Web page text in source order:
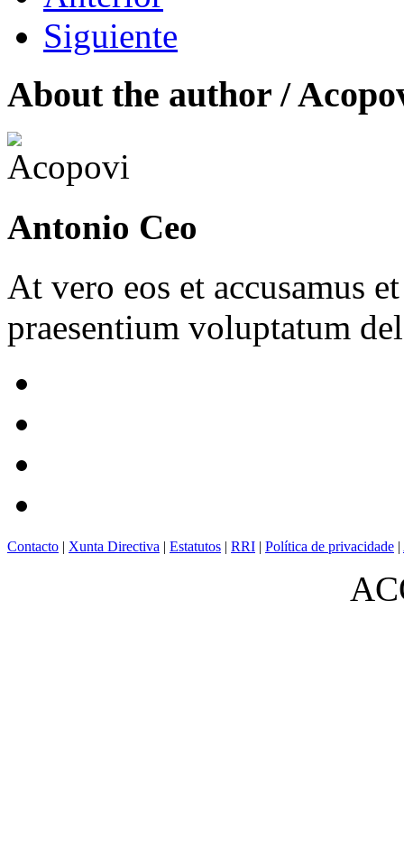
Siguiente
About the author /
Antonio Ceo
At vero eos et accusamus
praesentium voluptatum
Contacto | Xunta Directiva | Estatutos | RRI | Política de privacidade |